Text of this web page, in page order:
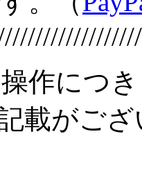
作につ
載がご